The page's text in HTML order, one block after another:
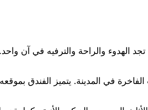
والراحة والترفيه في آن
في المدينة. يتميز الفندق